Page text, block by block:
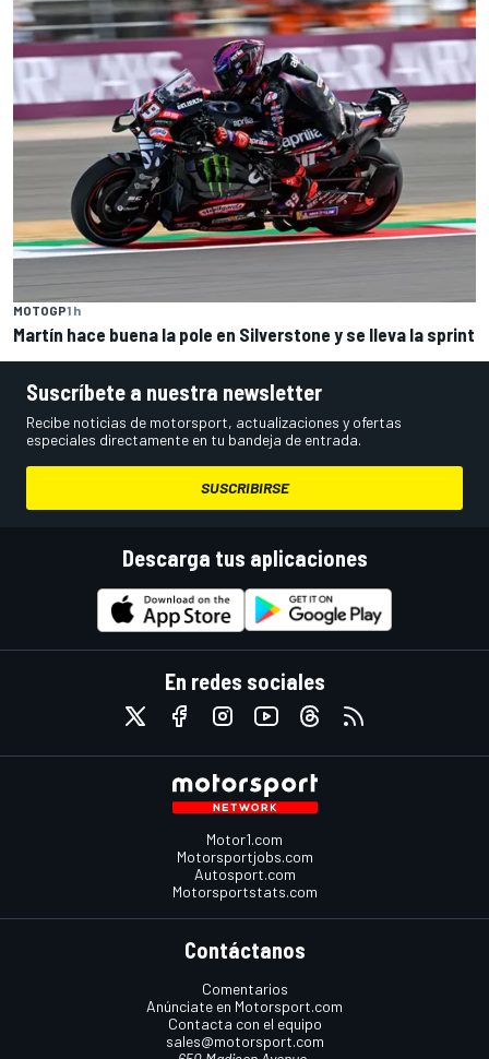
MOTOGP1 h
Martín hace buena la pole en Silverstone y se lleva la sprint
Suscríbete a nuestra newsletter
Recibe noticias de motorsport, actualizaciones y ofertas
especiales directamente en tu bandeja de entrada.
SUSCRIBIRSE
Descarga tus aplicaciones
En redes sociales
Motor1.com
Motorsportjobs.com
Autosport.com
Motorsportstats.com
Contáctanos
Comentarios
Anúnciate en Motorsport.com
Contacta con el equipo
sales@motorsport.com